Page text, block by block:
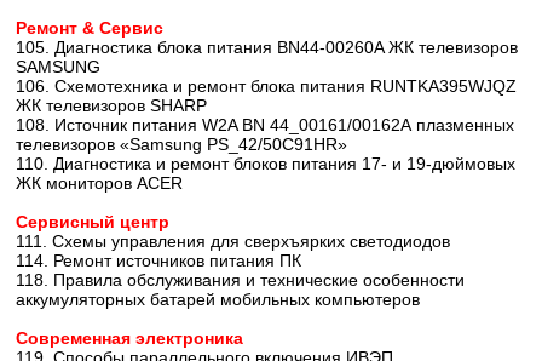
Ремонт & Сервис
105. Диагностика блока питания BN44-00260A ЖК телевизоров
SAMSUNG
106. Схемотехника и ремонт блока питания RUNTKA395WJQZ
ЖК телевизоров SHARP
108. Источник питания W2A BN 44_00161/00162А плазменных
телевизоров «Samsung PS_42/50C91HR»
110. Диагностика и ремонт блоков питания 17- и 19-дюймовых
ЖК мониторов ACER
Сервисный центр
111. Схемы управления для сверхъярких светодиодов
114. Ремонт источников питания ПК
118. Правила обслуживания и технические особенности
аккумуляторных батарей мобильных компьютеров
Современная электроника